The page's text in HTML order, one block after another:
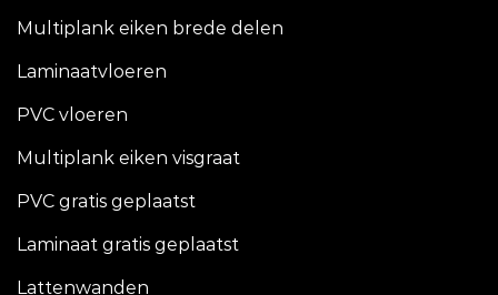
Multiplank eiken brede delen
Laminaatvloeren
PVC vloeren
Multiplank eiken visgraat
PVC gratis geplaatst
Laminaat gratis geplaatst
Lattenwanden